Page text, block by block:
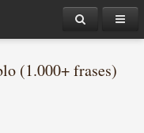
(1.000+ frases)